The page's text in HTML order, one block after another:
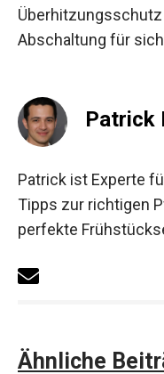
Abschaltung für
Patrick
Patrick ist Experte
Tipps zur richtigen
perfekte
Ähnliche